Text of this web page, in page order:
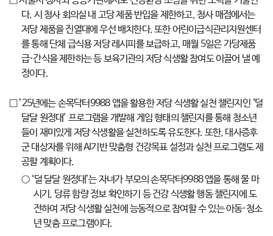
다. 시 청사 회의실 내 고당 제품 반입을 제한하고, 청사 매점에서는
저당 제품을 진열대에 우선 배치한다. 또한 어린이급식관리지원센터
를 통해 단체 급식용 저당 레시피를 보급하고, 매월 5일은 가당제품
급·간식을 제한하는 등 보육기관의 저당 식생활 참여도 이끌어 낼 예
정이다.
□ ’25년에는 손목닥터9988 앱을 활용한 저당 식생활 실천 챌린지인 ‘덜
달달 원정대’ 프로그램을 개발해 게임 형태의 챌린지를 통해 청소년
들이 재미있게 저당 식생활을 실천하도록 유도한다. 또한, 대사증후
군 대상자를 위해 AI기반 맞춤형 건강목표 설정과 실천 프로그램도 제
공할 계획이다.
○ ‘덜 달달 원정대’는 자녀가 부모의 손목닥터9988 앱을 통해 물 마
시기, 당류 함량 정보 확인하기 등 건강 식생활 행동 챌린지에 도
전하여 저당 식생활 실천에 능동적으로 참여할 수 있는 아동·청소
년 맞춤 프로그램이다.